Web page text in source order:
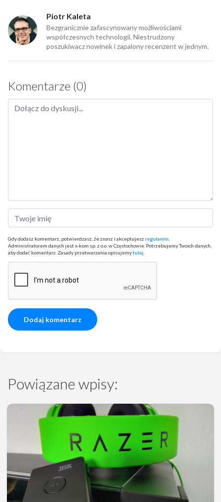
Piotr Kaleta
Bezgranicznie zafascynowany możliwościami
współczesnych technologii. Niestrudzony
poszukiwacz nowinek i zapalony recenzent w jednym.
Komentarze (0)
Gdy dodasz komentarz, potwierdzasz, że znasz i akceptujesz regulamin.
Administratorem danych jest x-kom sp. z o.o. w Częstochowie. Potrzebujemy Twoich danych,
aby dodać komentarz. Zasady przetwarzania opisujemytutaj.
Powiązane wpisy: